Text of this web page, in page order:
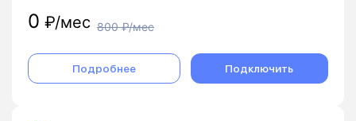
0 ₽/мес 800₽/мес
Подробнее Подключить